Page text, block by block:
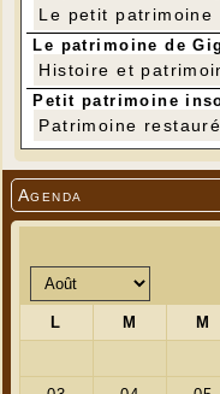
Agenda
Le petit patrimoine
Le patrimoine de
Histoire et
Petit patrimoine
Patrimoine